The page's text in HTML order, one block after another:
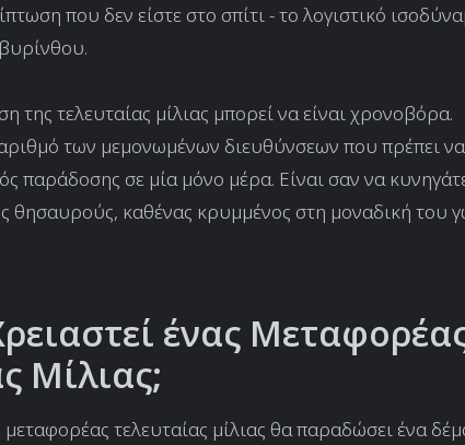
που δεν είστε στο σπίτι - το λογιστικό
της τελευταίας μίλιας μπορεί να είναι χρονοβόρα.
των μεμονωμένων διευθύνσεων που πρέπει να
παράδοσης σε μία μόνο μέρα. Είναι σαν να
θησαυρούς, καθένας κρυμμένος στη μοναδική του
ένας
Μίλιας;
τελευταίας μίλιας θα παραδώσει ένα